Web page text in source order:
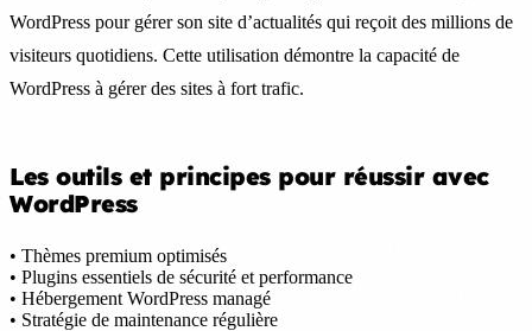
WordPress pour gérer son site d’actualités qui reçoit des millions de
visiteurs quotidiens. Cette utilisation démontre la capacité de
WordPress à gérer des sites à fort trafic.
Les outils et principes pour réussir avec
WordPress
• Thèmes premium optimisés
• Plugins essentiels de sécurité et performance
• Hébergement WordPress managé
• Stratégie de maintenance régulière